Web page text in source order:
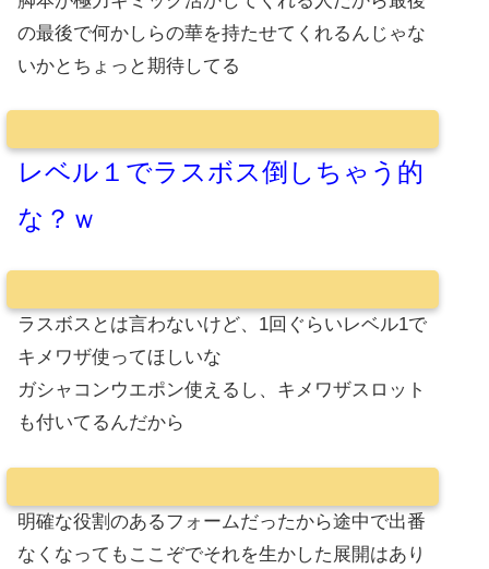
の最後で何かしらの華を持たせてくれるんじゃな
いかとちょっと期待してる
レベル１でラスボス倒しちゃう的
な？ｗ
ラスボスとは言わないけど、1回ぐらいレベル1で
キメワザ使ってほしいな
ガシャコンウエポン使えるし、キメワザスロット
も付いてるんだから
明確な役割のあるフォームだったから途中で出番
なくなってもここぞでそれを生かした展開はあり